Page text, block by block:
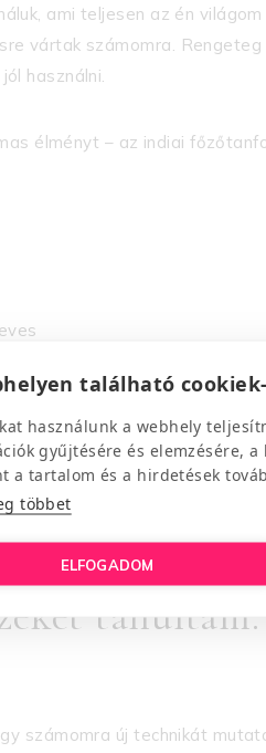
található
használunk a webhely
gyűjtésére és elemzésére,
a tartalom és a hirdetések
többet
ELFOGADOM
ami teljesen az én
vártak számomra.
használni.
élményt – az indiai
raita
tanultam:
számomra új technikát